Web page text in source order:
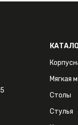
Мягкая
Столы
Стулья